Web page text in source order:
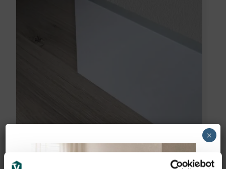
Vochtwerend MDF plint
voorgelakt RAL9016
×